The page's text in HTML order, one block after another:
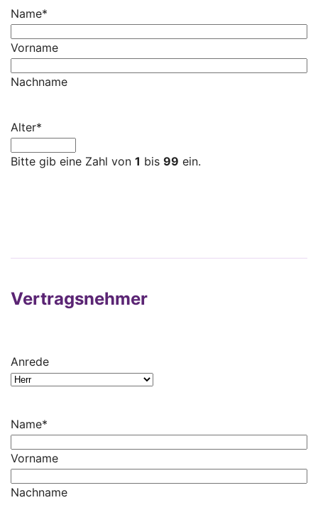
Name*
Vorname
Nachname
Alter*
Bitte gib eine Zahl von 1 bis 99 ein.
Vertragsnehmer
Anrede
Name*
Vorname
Nachname